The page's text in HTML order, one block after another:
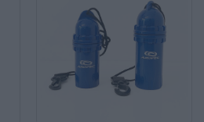
κυλινδρικό κουτί Μπλε -
για την ασφαλή μεταφορά και
μικρών αντικειμένων κατά τη
θαλάσσιω..